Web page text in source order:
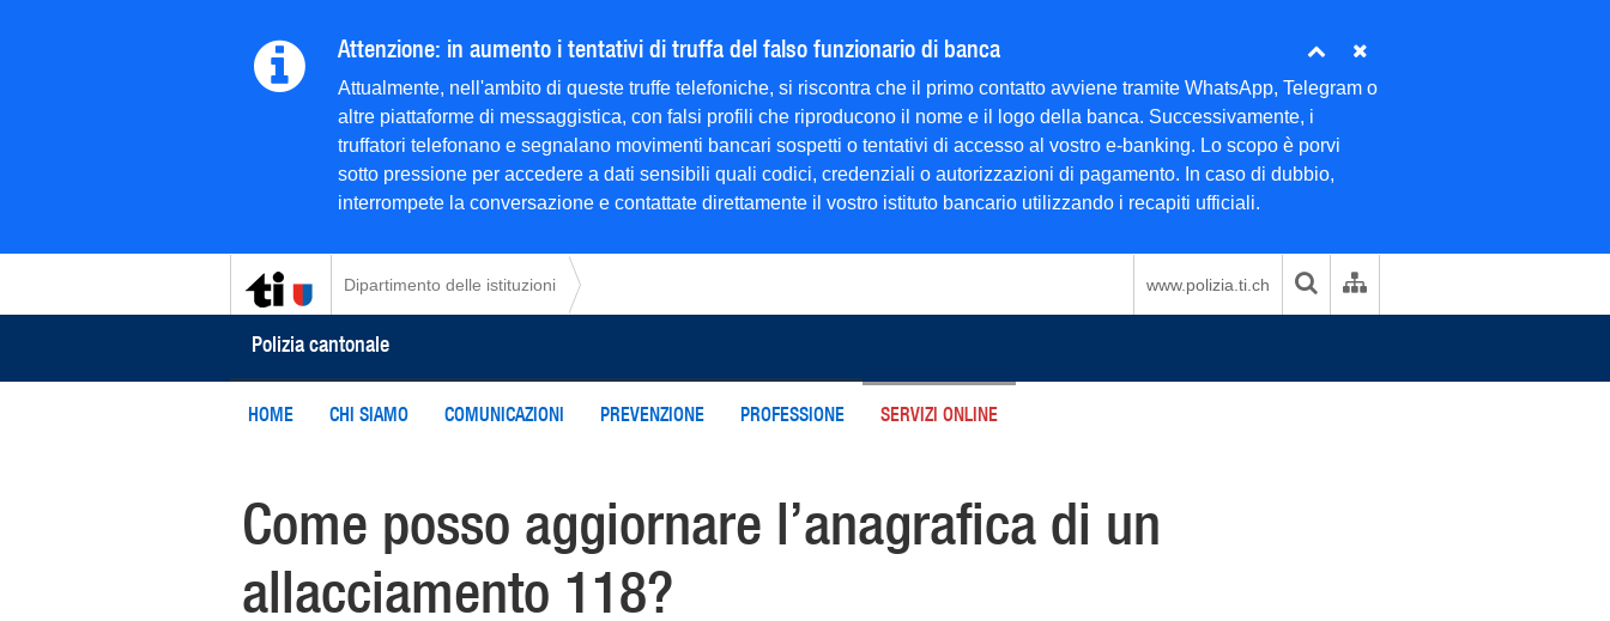
Attenzione: in aumento i tentativi di truffa del falso funzionario di banca
Attualmente, nell'ambito di queste truffe telefoniche, si riscontra che il primo contatto avviene tramite WhatsApp, Telegram o
altre piattaforme di messaggistica, con falsi profili che riproducono il nome e il logo della banca. Successivamente, i
truffatori telefonano e segnalano movimenti bancari sospetti o tentativi di accesso al vostro e-banking. Lo scopo è porvi
sotto pressione per accedere a dati sensibili quali codici, credenziali o autorizzazioni di pagamento. In caso di dubbio,
interrompete la conversazione e contattate direttamente il vostro istituto bancario utilizzando i recapiti ufficiali.
Dipartimento delle istituzioni www.polizia.ti.ch
Polizia cantonale
HOME CHI SIAMO COMUNICAZIONI PREVENZIONE PROFESSIONE SERVIZI ONLINE
Come posso aggiornare l’anagrafica di un
allacciamento 118?